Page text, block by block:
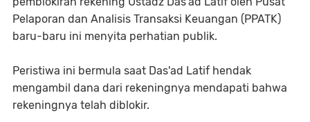
Pelaporan dan Analisis Transaksi Keuangan (PPATK)
baru-baru ini menyita perhatian publik.
Peristiwa ini bermula saat Das'ad Latif hendak
mengambil dana dari rekeningnya mendapati bahwa
rekeningnya telah diblokir.